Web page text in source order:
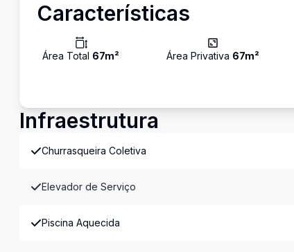
Características
Área Total 67m² Área Privativa 67m²
Infraestrutura
Churrasqueira Coletiva
Elevador de Serviço
Piscina Aquecida